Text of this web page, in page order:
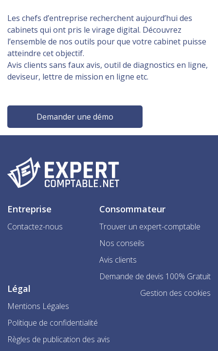
Les chefs d’entreprise recherchent aujourd’hui des
cabinets qui ont pris le virage digital. Découvrez
l’ensemble de nos outils pour que votre cabinet puisse
atteindre cet objectif.
Avis clients sans faux avis, outil de diagnostics en ligne,
deviseur, lettre de mission en ligne etc.
Demander une démo
Entreprise
Contactez-nous
Consommateur
Trouver un expert-comptable
Nos conseils
Avis clients
Demande de devis 100% Gratuit
Légal
Mentions Légales
Politique de confidentialité
Règles de publication des avis
Gestion des cookies